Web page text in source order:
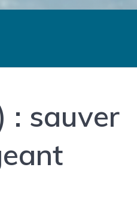
: sauver